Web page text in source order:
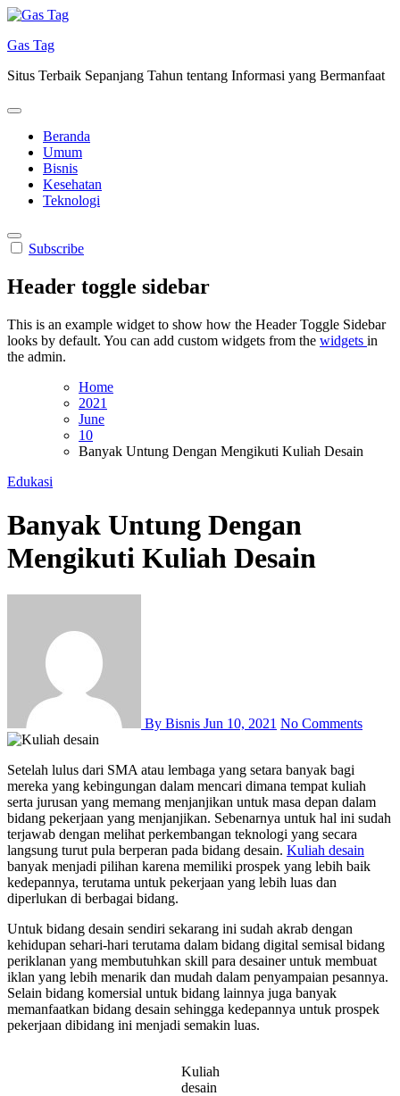
Skip
content
Gas Tag
Situs Terbaik Sepanjang Tahun tentang Informasi yang Bermanfaat
Beranda
Umum
Bisnis
Kesehatan
Teknologi
Subscribe
Header toggle sidebar
This is an example widget to show how the Header Toggle Sidebar
looks by default. You can add custom widgets from the widgets in
the admin.
Home
2021
June
10
Banyak Untung Dengan Mengikuti Kuliah Desain
Edukasi
Banyak Untung Dengan
Mengikuti Kuliah Desain
By Bisnis Jun 10, 2021 No Comments
Setelah lulus dari SMA atau lembaga yang setara banyak bagi
mereka yang kebingungan dalam mencari dimana tempat kuliah
serta jurusan yang memang menjanjikan untuk masa depan dalam
bidang pekerjaan yang menjanjikan. Sebenarnya untuk hal ini sudah
terjawab dengan melihat perkembangan teknologi yang secara
langsung turut pula berperan pada bidang desain. Kuliah desain
banyak menjadi pilihan karena memiliki prospek yang lebih baik
kedepannya, terutama untuk pekerjaan yang lebih luas dan
diperlukan di berbagai bidang.
Untuk bidang desain sendiri sekarang ini sudah akrab dengan
kehidupan sehari-hari terutama dalam bidang digital semisal bidang
periklanan yang membutuhkan skill para desainer untuk membuat
iklan yang lebih menarik dan mudah dalam penyampaian pesannya.
Selain bidang komersial untuk bidang lainnya juga banyak
memanfaatkan bidang desain sehingga kedepannya untuk prospek
pekerjaan dibidang ini menjadi semakin luas.
Kuliah
desain